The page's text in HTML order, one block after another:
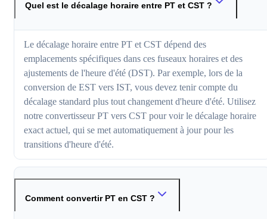
Quel est le décalage horaire entre PT et CST ?
Le décalage horaire entre PT et CST dépend des
emplacements spécifiques dans ces fuseaux horaires et des
ajustements de l'heure d'été (DST). Par exemple, lors de la
conversion de EST vers IST, vous devez tenir compte du
décalage standard plus tout changement d'heure d'été. Utilisez
notre convertisseur PT vers CST pour voir le décalage horaire
exact actuel, qui se met automatiquement à jour pour les
transitions d'heure d'été.
Comment convertir PT en CST ?